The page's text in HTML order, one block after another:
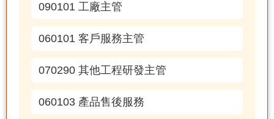
090101 工廠主管
060101 客戶服務主管
070290 其他工程研發主管
060103 產品售後服務